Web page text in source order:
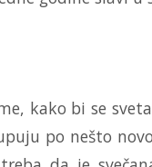
kako bi se
po nešto